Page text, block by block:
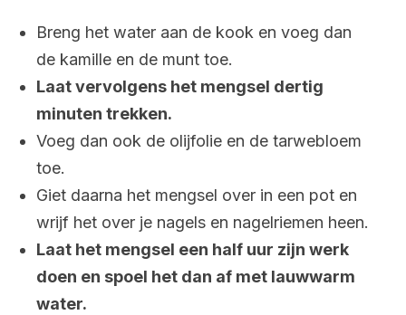
Breng het water aan de kook en voeg dan
de kamille en de munt toe.
Laat vervolgens het mengsel dertig
minuten trekken.
Voeg dan ook de olijfolie en de tarwebloem
toe.
Giet daarna het mengsel over in een pot en
wrijf het over je nagels en nagelriemen heen.
Laat het mengsel een half uur zijn werk
doen en spoel het dan af met lauwwarm
water.